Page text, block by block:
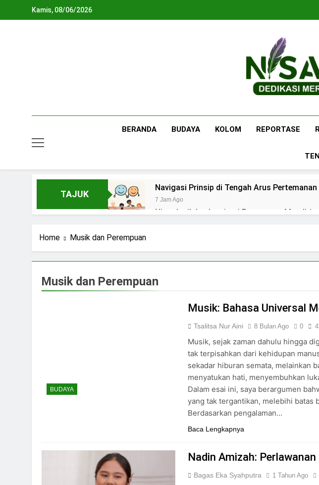
Kamis, 08/06/2026
BERANDA BUDAYA KOLOM REPORTASE
TAJUK
Navigasi Prinsip di Tengah Arus Pertemanan
7 Jam Ago
Ning Jazil dan Inspirasi Perempuan Mandiri
Standar Kecantikan di Media Sosial
Kuliah: Bukan Hanya Mengejar Nilai
Home Musik dan Perempuan
Musik dan Perempuan
BUDAYA
Musik: Bahasa Universal
Tsalitsa Nur Aini 8 Bulan Ago 0
Musik, sejak zaman dahulu hingga
tak terpisahkan dari kehidupan
sekadar hiburan semata, melainkan
menyatukan hati, menyembuhkan
Dalam esai ini, saya berargumen
yang tak tergantikan, melebihi batas
Berdasarkan pengalaman…
Baca Lengkapnya
Nadin Amizah:
Bagas Eka Syahputra 1 Tahun Ago